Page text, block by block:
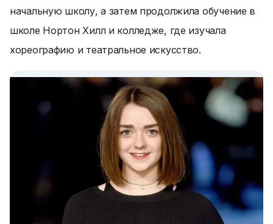
начальную школу, а затем продолжила обучение в
школе Нортон Хилл и колледже, где изучала
хореографию и театральное искусство.